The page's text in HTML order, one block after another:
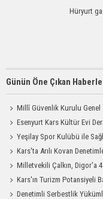
Hüryurt
Günün Öne Çıkan
Millî Güvenlik Kurulu Genel
Esenyurt Kars Kültür Evi
Yeşilay Spor Kulübü ile
Kars'ta Arılı Kovan
Milletvekili Çalkın, Digor'a
Kars'ın Turizm Potansiyeli
Denetimli Serbestlik